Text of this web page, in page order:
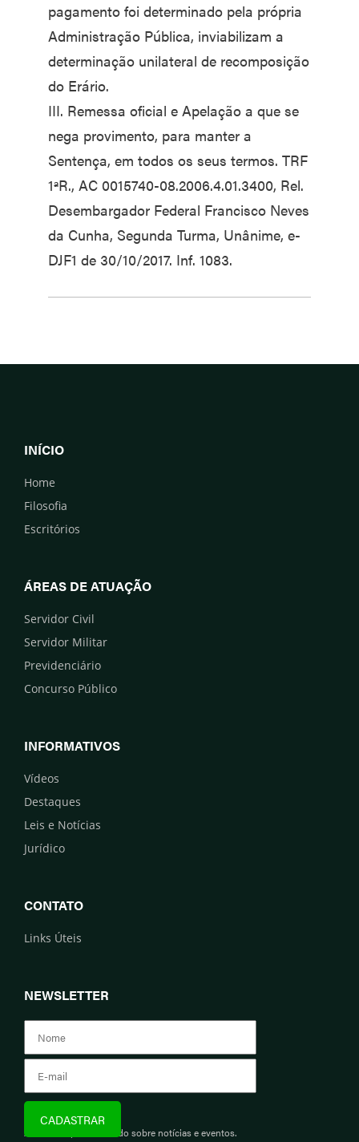
pagamento foi determinado pela própria
Administração Pública, inviabilizam a
determinação unilateral de recomposição
do Erário.
III. Remessa oficial e Apelação a que se
nega provimento, para manter a
Sentença, em todos os seus termos. TRF
1ªR., AC 0015740-08.2006.4.01.3400, Rel.
Desembargador Federal Francisco Neves
da Cunha, Segunda Turma, Unânime, e-
DJF1 de 30/10/2017. Inf. 1083.
INÍCIO
Home
Filosofia
Escritórios
ÁREAS DE ATUAÇÃO
Servidor Civil
Servidor Militar
Previdenciário
Concurso Público
INFORMATIVOS
Vídeos
Destaques
Leis e Notícias
Jurídico
CONTATO
Links Úteis
NEWSLETTER
Assine e fique informado sobre notícias e eventos.